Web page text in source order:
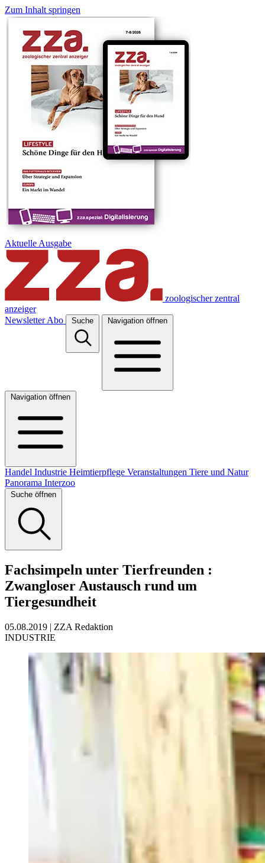
Zum Inhalt springen
Aktuelle Ausgabe
zoologischer zentral
anzeiger
Newsletter Abo Suche Navigation öffnen
Navigation öffnen
Handel Industrie Heimtierpflege Veranstaltungen Tiere und Natur
Panorama Interzoo
Suche öffnen
Fachsimpeln unter Tierfreunden :
Zwangloser Austausch rund um
Tiergesundheit
05.08.2019 | ZZA Redaktion
INDUSTRIE